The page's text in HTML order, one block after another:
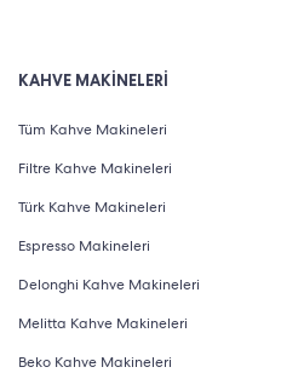
KAHVE MAKİNELERİ
Tüm Kahve Makineleri
Filtre Kahve Makineleri
Türk Kahve Makineleri
Espresso Makineleri
Delonghi Kahve Makineleri
Melitta Kahve Makineleri
Beko Kahve Makineleri